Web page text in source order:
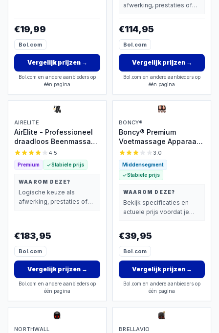
€19,99
Bol.com
Vergelijk prijzen→
Bol.com en andere aanbieders op
één pagina
afwerking, prestaties of
€114,95
Bol.com
Vergelijk prijzen→
Bol.com en andere aanbieders op
één pagina
AIRELITE
AirElite - Professioneel
draadloos Beenmassage
& Voetmassage
apparaat voor
Bloedcirculatie - Sport
Gym Fitness -
Voet Massage
Vermoeide Benen
Bloedsomloop
lymfedrainageapparaat
Oedeem
4.5
Premium Stabiele prijs
WAAROM DEZE?
Logische keuze als
afwerking, prestaties of
€183,95
Bol.com
Vergelijk prijzen→
Bol.com en andere aanbieders op
één pagina
BONCY®
Boncy® Premium
Voetmassage Apparaat
Met Verwarmingsfunctie
- Voet Massage
Bloedsomloop -
Voetmassageapparaat
3.0
Middensegment
Stabiele prijs
WAAROM DEZE?
Bekijk specificaties en
actuele prijs voordat je
€39,95
Bol.com
Vergelijk prijzen→
Bol.com en andere aanbieders op
één pagina
NORTHWALL BRELLAVIO